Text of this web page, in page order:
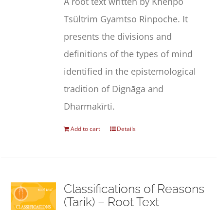
Tsültrim Gyamtso Rinpoche. It
presents the divisions and
definitions of the types of mind
identified in the epistemological
tradition of Dignāga and
Dharmakīrti.
Add to cart Details
Classifications of Reasons
(Tarik) – Root Text